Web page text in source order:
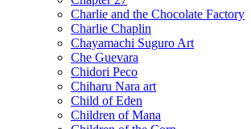
Charlie and the Chocolate Factory
Charlie Chaplin
Chayamachi Suguro Art
Che Guevara
Chidori Peco
Chiharu Nara art
Child of Eden
Children of Mana